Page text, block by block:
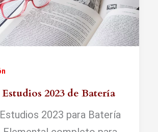
2023 de Batería
2023 para Batería